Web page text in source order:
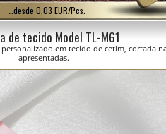
…desde 0,03 EUR/Pcs.
de tecido Model TL-M61
em tecido de cetim, cortada
apresentadas.